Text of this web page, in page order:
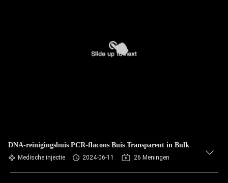
DNA-reinigingsbuis PCR-flacons Buis Transparent in Bulk
Medische injectie 2024-06-11 26 Meningen